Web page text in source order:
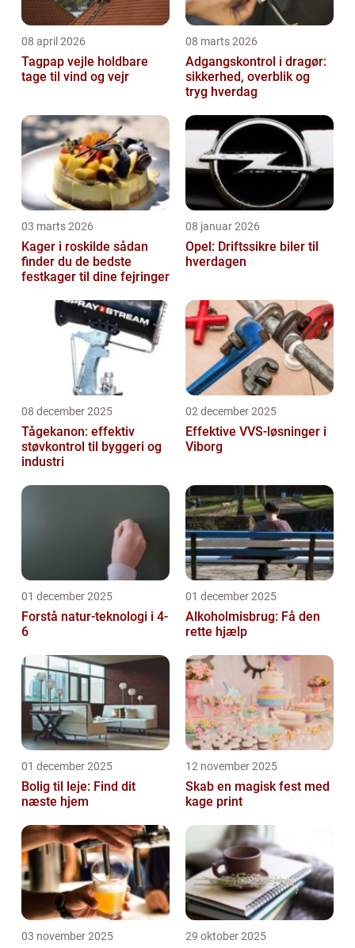
08 april 2026
Tagpap vejle holdbare
tage til vind og vejr
08 marts 2026
Adgangskontrol i dragør:
sikkerhed, overblik og
tryg hverdag
03 marts 2026
Kager i roskilde sådan
finder du de bedste
festkager til dine fejringer
08 januar 2026
Opel: Driftssikre biler til
hverdagen
08 december 2025
Tågekanon: effektiv
støvkontrol til byggeri og
industri
02 december 2025
Effektive VVS-løsninger i
Viborg
01 december 2025
Forstå natur-teknologi i 4-
6
01 december 2025
Alkoholmisbrug: Få den
rette hjælp
01 december 2025
Bolig til leje: Find dit
næste hjem
12 november 2025
Skab en magisk fest med
kage print
03 november 2025 29 oktober 2025